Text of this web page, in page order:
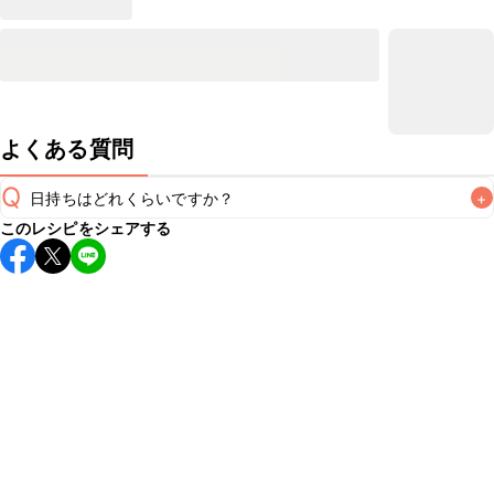
よくある質問
Q 日持ちはどれくらいですか？ +
保存期間は冷蔵で2~3日が目安です。なるべくお早めにお召
し上がりください。
このレシピをシェアする